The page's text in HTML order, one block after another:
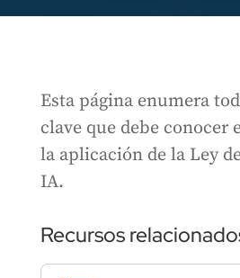
Esta página enumera
clave que debe conocer
la aplicación de la Ley
IA.
Recursos